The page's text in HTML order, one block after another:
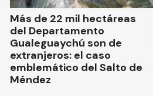
Más de 22 mil hectáreas
del Departamento
Gualeguaychú son de
extranjeros: el caso
emblemático del Salto de
Méndez